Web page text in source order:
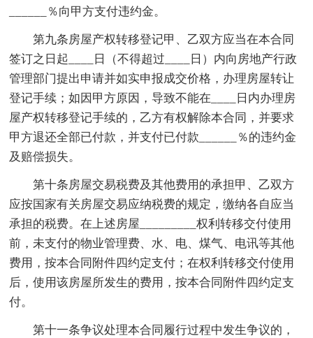
______％向甲方支付违约金。
第九条房屋产权转移登记甲、乙双方应当在本合同
签订之日起____日（不得超过____日）内向房地产行政
管理部门提出申请并如实申报成交价格，办理房屋转让
登记手续；如因甲方原因，导致不能在____日内办理房
屋产权转移登记手续的，乙方有权解除本合同，并要求
甲方退还全部已付款，并支付已付款______％的违约金
及赔偿损失。
第十条房屋交易税费及其他费用的承担甲、乙双方
应按国家有关房屋交易应纳税费的规定，缴纳各自应当
承担的税费。在上述房屋_________权利转移交付使用
前，未支付的物业管理费、水、电、煤气、电讯等其他
费用，按本合同附件四约定支付；在权利转移交付使用
后，使用该房屋所发生的费用，按本合同附件四约定支
付。
第十一条争议处理本合同履行过程中发生争议的，